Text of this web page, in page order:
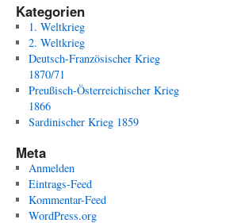
Kategorien
1. Weltkrieg
2. Weltkrieg
Deutsch-Französischer Krieg
1870/71
Preußisch-Österreichischer Krieg
1866
Sardinischer Krieg 1859
Meta
Anmelden
Eintrags-Feed
Kommentar-Feed
WordPress.org